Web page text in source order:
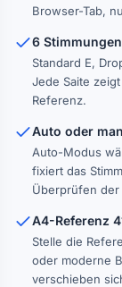
Browser-Tab,
6 Stimmungen
Standard E,
Jede Saite
Referenz.
Auto oder
Auto-Modus
fixiert das
Überprüfen der
A4-Referenz
Stelle die
oder moderne
verschieben